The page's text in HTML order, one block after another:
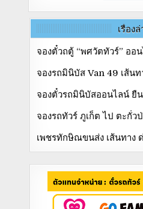
เรื่อง
จองตั๋วถตู้ “พศวัตทัวร์” ออ
จองรถมินิบัส Van 49 เส้น
จองตั๋วรถมินิบัสออนไลน์ ยื
จองรถทัวร์ ภูเก็ต ไป ตะกั่ว
เพชรทักษิณขนส่ง เส้นทาง